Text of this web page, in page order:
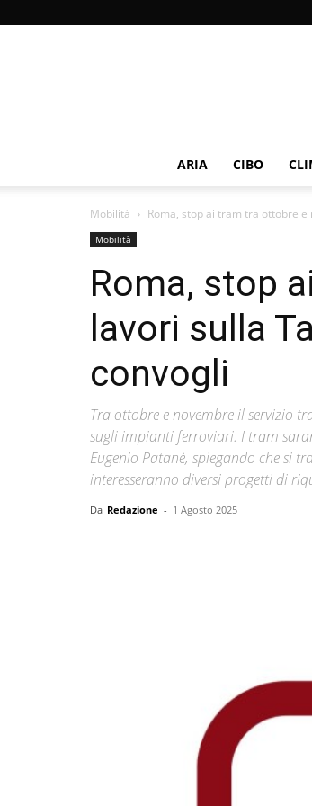
ARIA CIBO
Mobilità Roma, stop ai tram tra ottobre e
Mobilità
Roma, stop
lavori sulla
convogli
Tra ottobre e novembre il servizio
sugli impianti ferroviari. I tram
Eugenio Patanè, spiegando che si
interesseranno diversi progetti di
Da Redazione - 1 Agosto 2025